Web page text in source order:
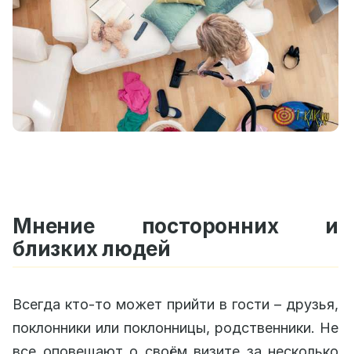
Мнение посторонних и
близких людей
Всегда кто-то может прийти в гости – друзья,
поклонники или поклонницы, родственники. Не